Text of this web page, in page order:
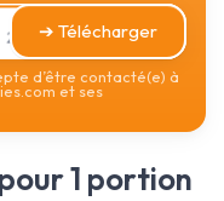
2026➔ Télécharger
d’être contacté(e) à
et ses
1 portion